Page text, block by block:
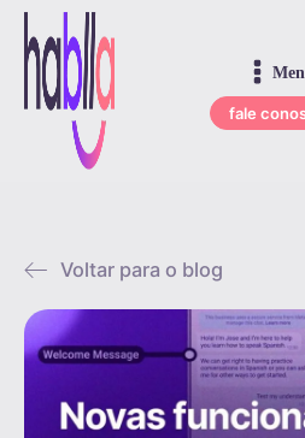
fale
Voltar para o blog